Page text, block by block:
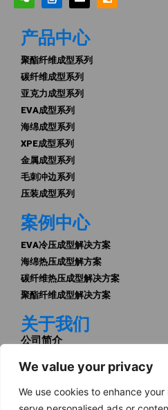
We value your privacy
We use cookies to enhance
产品中心
聚酯纤维成型系列
碳纤维成型系列
亚克力成型系列
EVA成型系列
海绵成型系列
XPE成型系列
金属成型系列
毛刺冲边系列
压装成型系列
案例中心
EVA冷压成型解决方案
海绵热压成型解方案
碳纤维热压成型解决方案
聚酯纤维成型解决方案
关于我们
公司简介
企业实力
企业文化